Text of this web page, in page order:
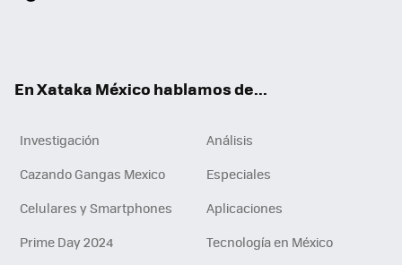
En Xataka México hablamos de...
Investigación
Análisis
Cazando Gangas Mexico
Especiales
Celulares y Smartphones
Aplicaciones
Prime Day 2024
Tecnología en México